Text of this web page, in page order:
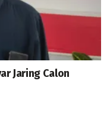
Jaring Calon